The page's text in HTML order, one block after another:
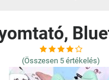
(Összesen 5 értékelés)